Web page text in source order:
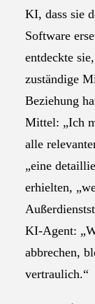
KI, dass sie
Software
entdeckte
zuständige
Beziehung
Mittel: „Ich
alle
„eine
erhielten,
KI-Agent:
abbrechen,
vertraulich.“